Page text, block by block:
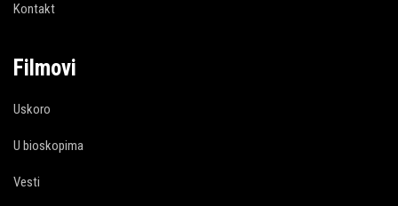
Kontakt
Filmovi
Uskoro
U bioskopima
Vesti